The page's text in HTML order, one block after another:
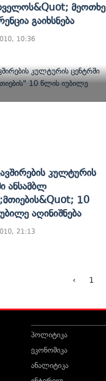
Მეოთხე
Გაიხსნება
10:36
Კულტურის
Ანსამბლ
10
Აღინიშნება
21:13
‹ 1
პოლიტიკა
ეკონომიკა
ანალიტიკა